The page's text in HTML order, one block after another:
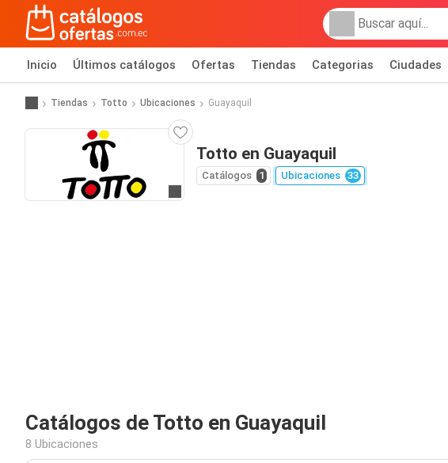
Inicio Últimos catálogos Ofertas Tiendas Categorias Ciudades
Tiendas Totto Ubicaciones Guayaquil
Totto en Guayaquil
Catálogos 1 Ubicaciones 33
Catálogos de Totto en Guayaquil
8 Ubicaciones